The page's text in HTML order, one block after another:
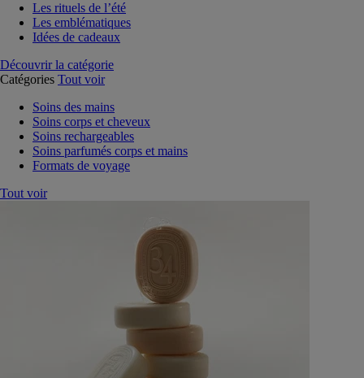
Les rituels de l’été
Les emblématiques
Idées de cadeaux
Découvrir la catégorie
Catégories Tout voir
Soins des mains
Soins corps et cheveux
Soins rechargeables
Soins parfumés corps et mains
Formats de voyage
Tout voir